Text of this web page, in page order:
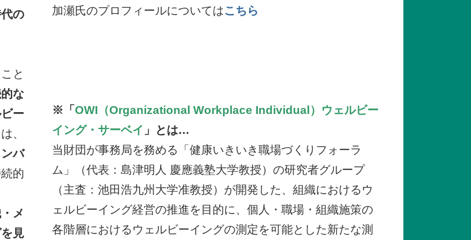
の
と
な
ー
、
バ
的
メ
見
加瀬氏のプロフィールについてはこちら
※「OWI（Organizational Workplace Individual）ウェルビー
イング・サーベイ 」とは…
当財団が事務局を務める「健康いきいき職場づくりフォーラ
ム」（代表：島津明人 慶應義塾大学教授）の研究者グループ
（主査：池田浩九州大学准教授）が開発した、組織におけるウ
ェルビーイング経営の推進を目的に、個人・職場・組織施策の
各階層におけるウェルビーイングの測定を可能とした新たな測